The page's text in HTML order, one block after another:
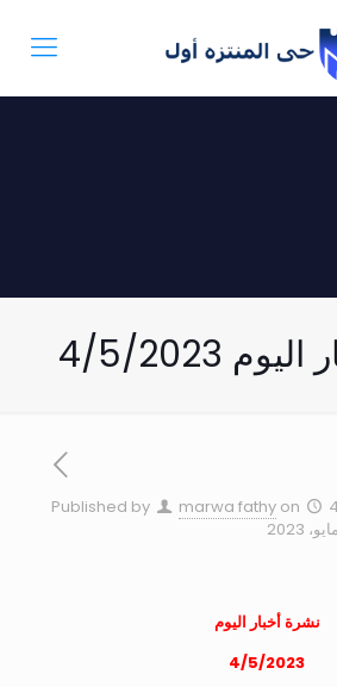
4/5/2023
Published by marwa fathy on
4
مايو، 2023
نشرة أخبار اليوم
4/5/2023